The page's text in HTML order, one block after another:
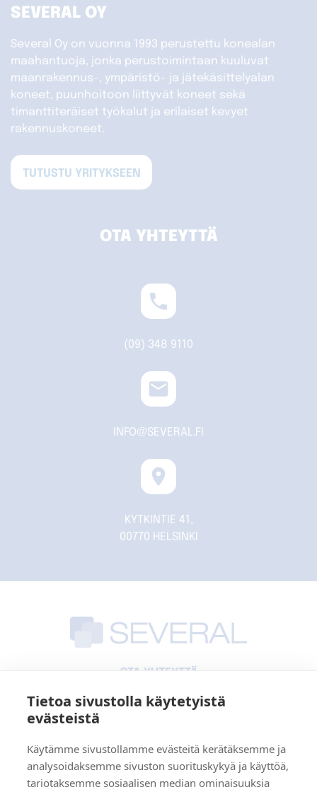
Tietoa sivustolla käytetyistä
evästeistä
Käytämme sivustollamme evästeitä kerätäksemme ja
analysoidaksemme sivuston suorituskykyä ja käyttöä,
tarjotaksemme sosiaalisen median ominaisuuksia
SEVERAL OY
Several Oy on vuonna 1993 perustettu konealan
maahantuoja, jonka perustoimintaan kuuluvat
maanrakennus-, ympäristö- ja jätekäsittelyalan
koneet, puunhoitoon liittyvät koneet sekä
timanttiteräiset työkalut ja erilaiset kevyet
rakennuskoneet.
TUTUSTU YRITYKSEEN
OTA YHTEYTTÄ
phone
(09) 348 9110
email
INFO@SEVERAL.FI
location_on
KYTKINTIE 41,
00770 HELSINKI
OTA YHTEYTTÄ
09-3489110
0944540-1